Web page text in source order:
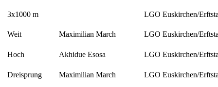
3x1000 m LGO Euskirchen/
Weit Maximilian March LGO Euskirchen/
Hoch Akhidue Esosa LGO Euskirchen/
Dreisprung Maximilian March LGO Euskirchen/